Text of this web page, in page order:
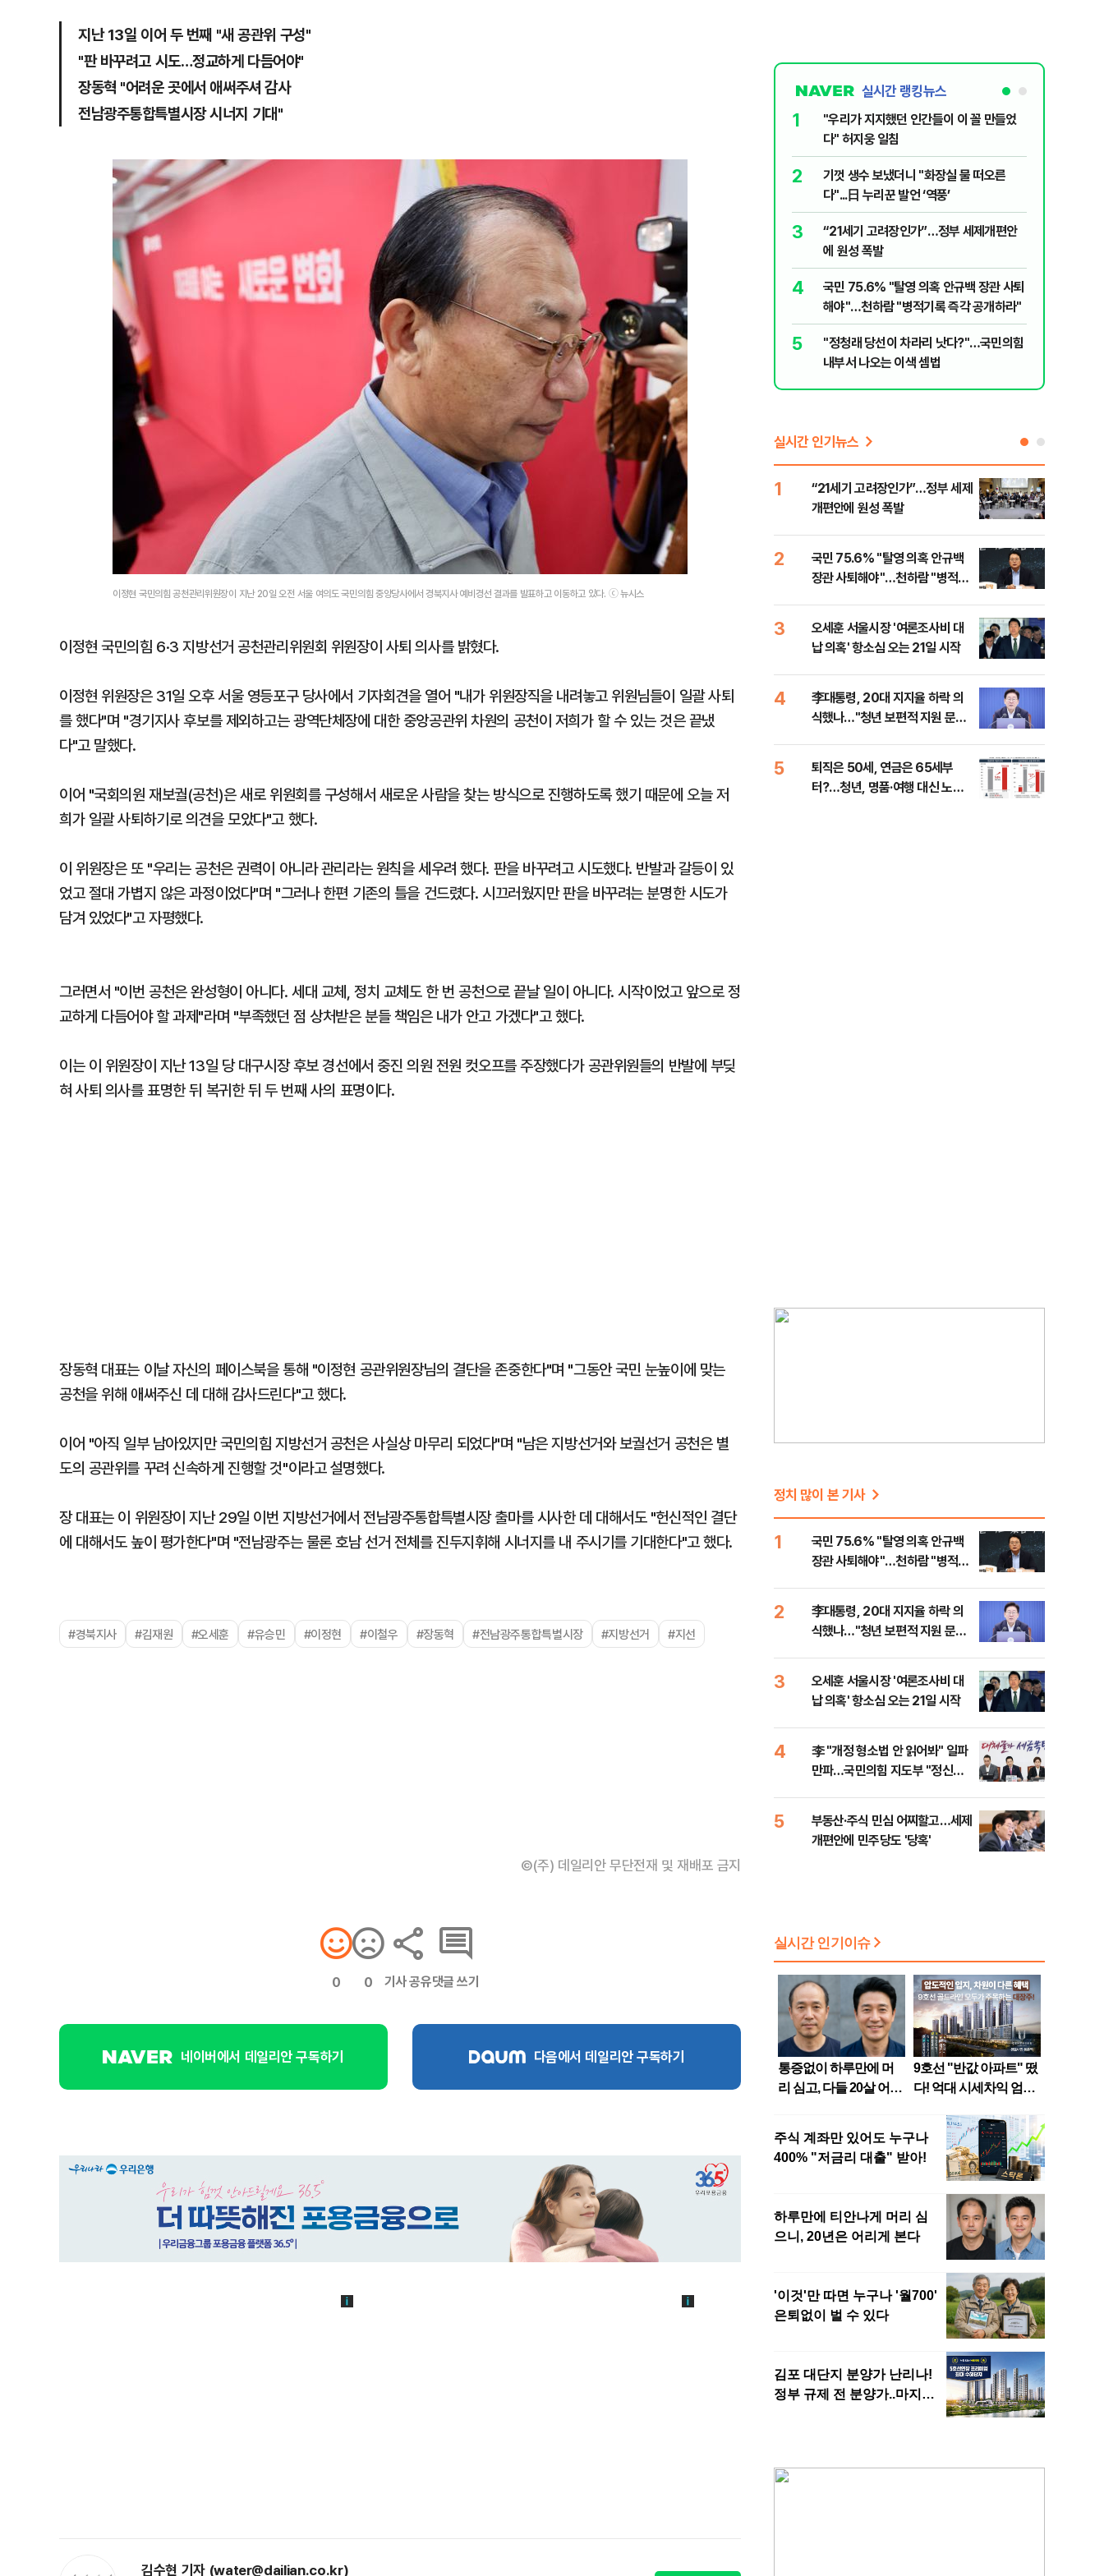
지난 13일 이어 두 번째 "새 공관위 구성"
"판 바꾸려고 시도…정교하게 다듬어야"
장동혁 "어려운 곳에서 애써주셔 감사
전남광주통합특별시장 시너지 기대"
이정현 국민의힘 공천관리위원장이 지난 20일 오전 서울 여의도 국민의힘 중앙당사에서 경북지사 예비경선 결과를 발표하고 이동하고 있다. ⓒ 뉴시스
이정현 국민의힘 6·3 지방선거 공천관리위원회 위원장이 사퇴 의사를 밝혔다.
이정현 위원장은 31일 오후 서울 영등포구 당사에서 기자회견을 열어 "내가 위원장직을 내려놓고 위원님들이 일괄 사퇴
를 했다"며 "경기지사 후보를 제외하고는 광역단체장에 대한 중앙공관위 차원의 공천이 저희가 할 수 있는 것은 끝냈
다"고 말했다.
이어 "국회의원 재보궐(공천)은 새로 위원회를 구성해서 새로운 사람을 찾는 방식으로 진행하도록 했기 때문에 오늘 저
희가 일괄 사퇴하기로 의견을 모았다"고 했다.
이 위원장은 또 "우리는 공천은 권력이 아니라 관리라는 원칙을 세우려 했다. 판을 바꾸려고 시도했다. 반발과 갈등이 있
었고 절대 가볍지 않은 과정이었다"며 "그러나 한편 기존의 틀을 건드렸다. 시끄러웠지만 판을 바꾸려는 분명한 시도가
담겨 있었다"고 자평했다.
그러면서 "이번 공천은 완성형이 아니다. 세대 교체, 정치 교체도 한 번 공천으로 끝날 일이 아니다. 시작이었고 앞으로 정
교하게 다듬어야 할 과제"라며 "부족했던 점 상처받은 분들 책임은 내가 안고 가겠다"고 했다.
이는 이 위원장이 지난 13일 당 대구시장 후보 경선에서 중진 의원 전원 컷오프를 주장했다가 공관위원들의 반발에 부딪
혀 사퇴 의사를 표명한 뒤 복귀한 뒤 두 번째 사의 표명이다.
장동혁 대표는 이날 자신의 페이스북을 통해 "이정현 공관위원장님의 결단을 존중한다"며 "그동안 국민 눈높이에 맞는
공천을 위해 애써주신 데 대해 감사드린다"고 했다.
이어 "아직 일부 남아있지만 국민의힘 지방선거 공천은 사실상 마무리 되었다"며 "남은 지방선거와 보궐선거 공천은 별
도의 공관위를 꾸려 신속하게 진행할 것"이라고 설명했다.
장 대표는 이 위원장이 지난 29일 이번 지방선거에서 전남광주통합특별시장 출마를 시사한 데 대해서도 "헌신적인 결단
에 대해서도 높이 평가한다"며 "전남광주는 물론 호남 선거 전체를 진두지휘해 시너지를 내 주시기를 기대한다"고 했다.
#경북지사 #김재원 #오세훈 #유승민 #이정현 #이철우 #장동혁 #전남광주통합특별시장 #지방선거 #지선
©(주) 데일리안 무단전재 및 재배포 금지
0 0 기사 공유댓글 쓰기
네이버에서 데일리안 구독하기 다음에서 데일리안 구독하기
김수현 기자 (water@dailian.co.kr)
실시간 랭킹뉴스
1
"우리가 지지했던 인간들이 이 꼴 만들었
다" 허지웅 일침
2
기껏 생수 보냈더니 "화장실 물 떠오른
다"...日 누리꾼 발언 ‘역풍’
3
“21세기 고려장인가”…정부 세제개편안
에 원성 폭발
4
국민 75.6% "탈영 의혹 안규백 장관 사퇴
해야"…천하람 "병적기록 즉각 공개하라"
5
​"정청래 당선이 차라리 낫다?"…국민의힘
내부서 나오는 이색 셈법
실시간 인기뉴스
1
“21세기 고려장인가”…정부 세제
개편안에 원성 폭발
2
국민 75.6% "탈영 의혹 안규백
장관 사퇴해야"…천하람 "병적기
3
오세훈 서울시장 '여론조사비 대
납 의혹' 항소심 오는 21일 시작
4
李대통령, 20대 지지율 하락 의
식했나…"청년 보편적 지원 문턱
5
퇴직은 50세, 연금은 65세부
터?…청년, 명품·여행 대신 노후
정치 많이 본 기사
1
국민 75.6% "탈영 의혹 안규백
장관 사퇴해야"…천하람 "병적기
2
李대통령, 20대 지지율 하락 의
식했나…"청년 보편적 지원 문턱
3
오세훈 서울시장 '여론조사비 대
납 의혹' 항소심 오는 21일 시작
4
李 "개정 형소법 안 읽어봐" 일파
만파…국민의힘 지도부 "정신세
5
부동산·주식 민심 어찌할고…세제
개편안에 민주당도 '당혹'